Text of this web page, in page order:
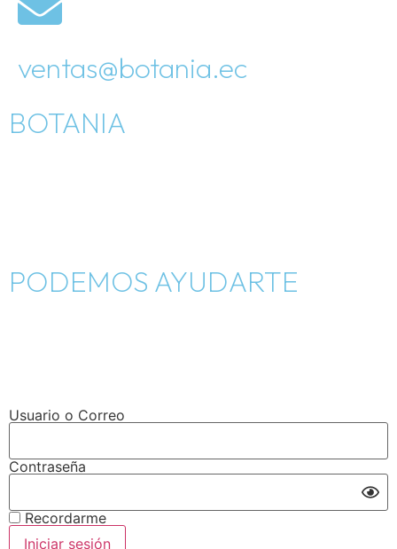
ventas@botania.ec
BOTANIA
PODEMOS AYUDARTE
Usuario o Correo
Contraseña
Recordarme